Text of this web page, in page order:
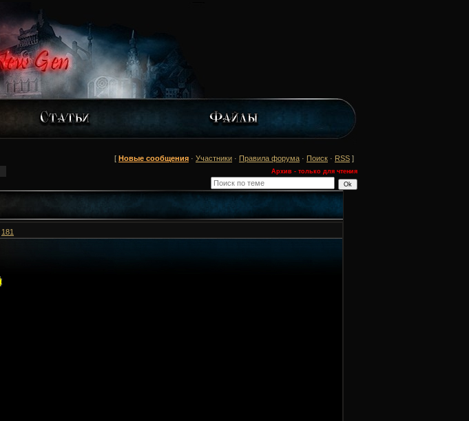
[ Новые сообщения · Участники · Правила форума · Поиск · RSS ]
Архив - только для чтения
181